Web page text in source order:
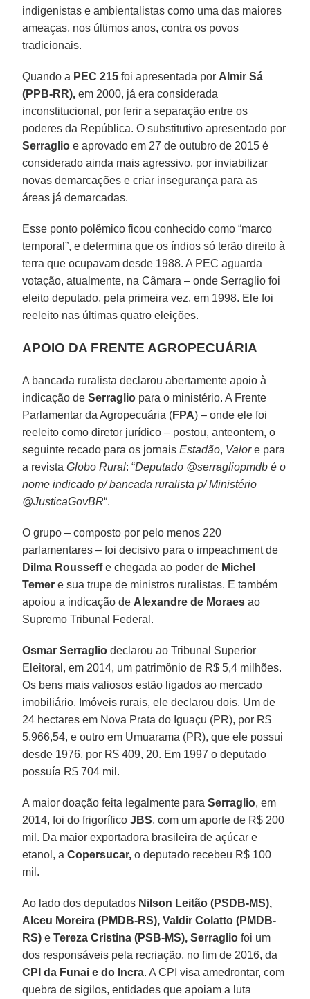
indigenistas e ambientalistas como uma das maiores
ameaças, nos últimos anos, contra os povos
tradicionais.
Quando a PEC 215 foi apresentada por Almir Sá
(PPB-RR), em 2000, já era considerada
inconstitucional, por ferir a separação entre os
poderes da República. O substitutivo apresentado por
Serraglio e aprovado em 27 de outubro de 2015 é
considerado ainda mais agressivo, por inviabilizar
novas demarcações e criar insegurança para as
áreas já demarcadas.
Esse ponto polêmico ficou conhecido como “marco
temporal”, e determina que os índios só terão direito à
terra que ocupavam desde 1988. A PEC aguarda
votação, atualmente, na Câmara – onde Serraglio foi
eleito deputado, pela primeira vez, em 1998. Ele foi
reeleito nas últimas quatro eleições.
APOIO DA FRENTE AGROPECUÁRIA
A bancada ruralista declarou abertamente apoio à
indicação deSerraglio para o ministério. A Frente
Parlamentar da Agropecuária (FPA) – onde ele foi
reeleito como diretor jurídico – postou, anteontem, o
seguinte recado para os jornaisEstadão, Valore para
a revistaGlobo Rural: “Deputado @serragliopmdb é o
nome indicado p/ bancada ruralista p/ Ministério
@JusticaGovBR“.
O grupo – composto por pelo menos 220
parlamentares – foi decisivo para o impeachment de
Dilma Rousseffe chegada ao poder de Michel
Temer e sua trupe de ministros ruralistas. E também
apoiou a indicação de Alexandre de Moraes ao
Supremo Tribunal Federal.
Osmar Serraglio declarou ao Tribunal Superior
Eleitoral, em 2014, um patrimônio de R$ 5,4 milhões.
Os bens mais valiosos estão ligados ao mercado
imobiliário. Imóveis rurais, ele declarou dois. Um de
24 hectares em Nova Prata do Iguaçu (PR), por R$
5.966,54, e outro em Umuarama (PR), que ele possui
desde 1976, por R$ 409, 20. Em 1997 o deputado
possuía R$ 704 mil.
A maior doação feita legalmente paraSerraglio, em
2014, foi do frigoríficoJBS, com um aporte de R$ 200
mil. Da maior exportadora brasileira de açúcar e
etanol, aCopersucar, o deputado recebeu R$ 100
mil.
Ao lado dos deputados Nilson Leitão (PSDB-MS),
Alceu Moreira (PMDB-RS), Valdir Colatto (PMDB-
RS) eTereza Cristina (PSB-MS), Serraglio foi um
dos responsáveis pela recriação, no fim de 2016, da
CPI da Funai e do Incra. A CPI visa amedrontar, com
quebra de sigilos, entidades que apoiam a luta